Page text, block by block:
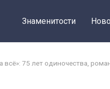
Знаменитости
всё»: 75 лет одиночества,